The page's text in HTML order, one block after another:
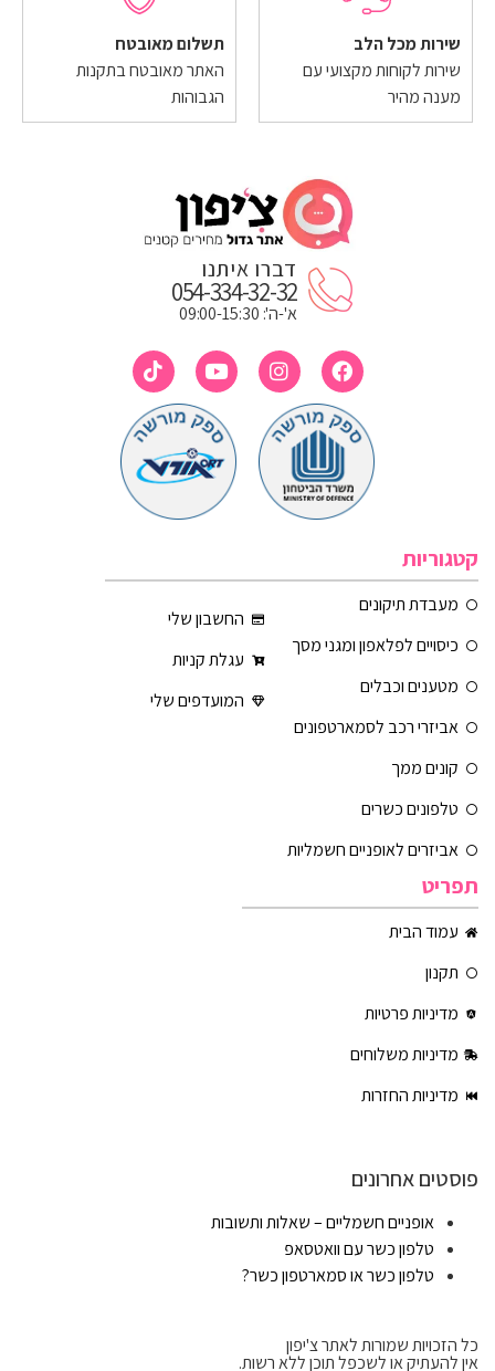
שירות מכל הלב
שירות לקוחות מקצועי עם
מענה מהיר
תשלום מאובטח
האתר מאובטח בתקנות
הגבוהות
דברו איתנו
054-334-32-32
א'-ה': 09:00-15:30
קטגוריות
מעבדת תיקונים
כיסויים לפלאפון ומגני מסך
מטענים וכבלים
אביזרי רכב לסמארטפונים
קונים ממך
טלפונים כשרים
אביזרים לאופניים חשמליות
החשבון שלי
עגלת קניות
המועדפים שלי
תפריט
עמוד הבית
תקנון
מדיניות פרטיות
מדיניות משלוחים
מדיניות החזרות
פוסטים אחרונים
אופניים חשמליים – שאלות ותשובות
טלפון כשר עם וואטסאפ
טלפון כשר או סמארטפון כשר?
כל הזכויות שמורות לאתר צ'יפון
אין להעתיק או לשכפל תוכן ללא רשות.